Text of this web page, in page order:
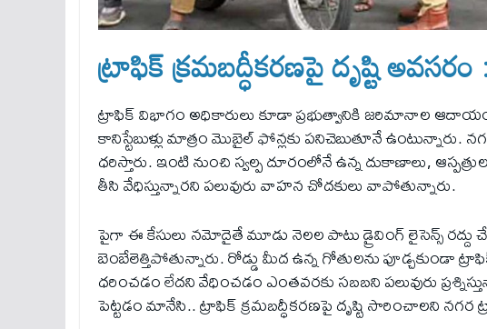
ట్రాఫిక్‌ క్రమబద్ధీకరణపై దృష్టి అవసరం
ట్రాఫిక్‌ విభాగం అధికారులు కూడా ప్రభుత్వానికి జరిమానాల
కానిస్టేబుళ్లు మాత్రం మొబైల్‌ ఫోన్లకు పనిచెబుతూనే
ధరిస్తారు. ఇంటి నుంచి స్వల్ప దూరంలోనే ఉన్న దుకాణాలు,
తీసి వేధిస్తున్నారని పలువురు వాహన చోదకులు వాపోతున్నారు.
పైగా ఈ కేసులు నమోదైతే మూడు నెలల పాటు డ్రైవింగ్‌ లైసెన్స్‌
బెంబేలెత్తిపోతున్నారు. రోడ్డు మీద ఉన్న గోతులను పూడ్చకుండా
ధరించడం లేదని వేధించడం ఎంతవరకు సబబని పలువురు
పెట్టడం మానేసి.. ట్రాఫిక్‌ క్రమబద్ధీకరణపై దృష్టి సారించాలని నగర